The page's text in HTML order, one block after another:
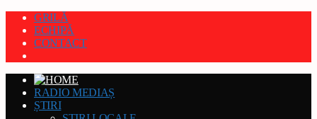
GRILĂ
ECHIPĂ
CONTACT
RADIO MEDIAȘ
ȘTIRI